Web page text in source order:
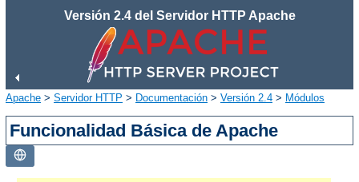
Versión 2.4 del Servidor HTTP Apache
Apache > Servidor HTTP > Documentación > Versión 2.4 > Módulos
Funcionalidad Básica de Apache